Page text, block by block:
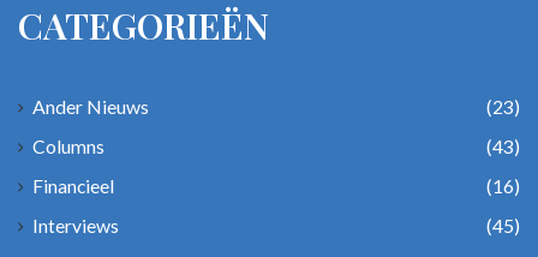
CATEGORIEËN
Ander Nieuws
(23)
Columns
(43)
Financieel
(16)
Interviews
(45)